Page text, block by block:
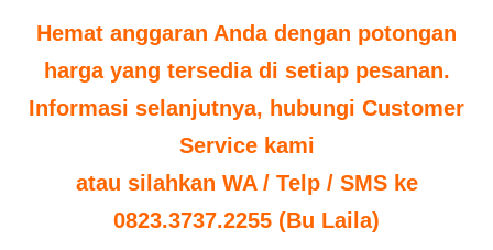
Hemat anggaran Anda dengan potongan
harga yang tersedia di setiap pesanan.
Informasi selanjutnya, hubungi Customer
Service kami
atau silahkan WA / Telp / SMS ke
0823.3737.2255 (Bu Laila)